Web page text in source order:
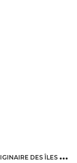
S
TATUE YENE MASSIVE EN BOIS DE FER ORIGINAIRE DES ÎLES LETI MOLUQUES TIMOR